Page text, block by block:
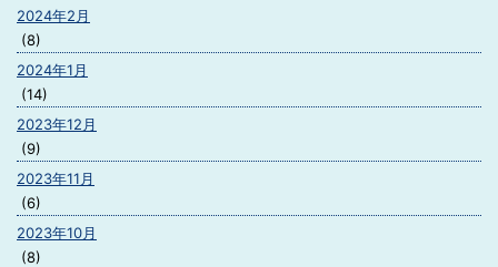
2024年2月
(8)
2024年1月
(14)
2023年12月
(9)
2023年11月
(6)
2023年10月
(8)